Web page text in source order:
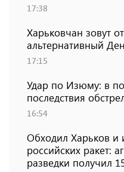
17:38
Харьковчан зовут
альтернативный
17:15
Удар по Изюму: в
последствия
16:54
Обходил Харьков и
российских ракет:
разведки получил